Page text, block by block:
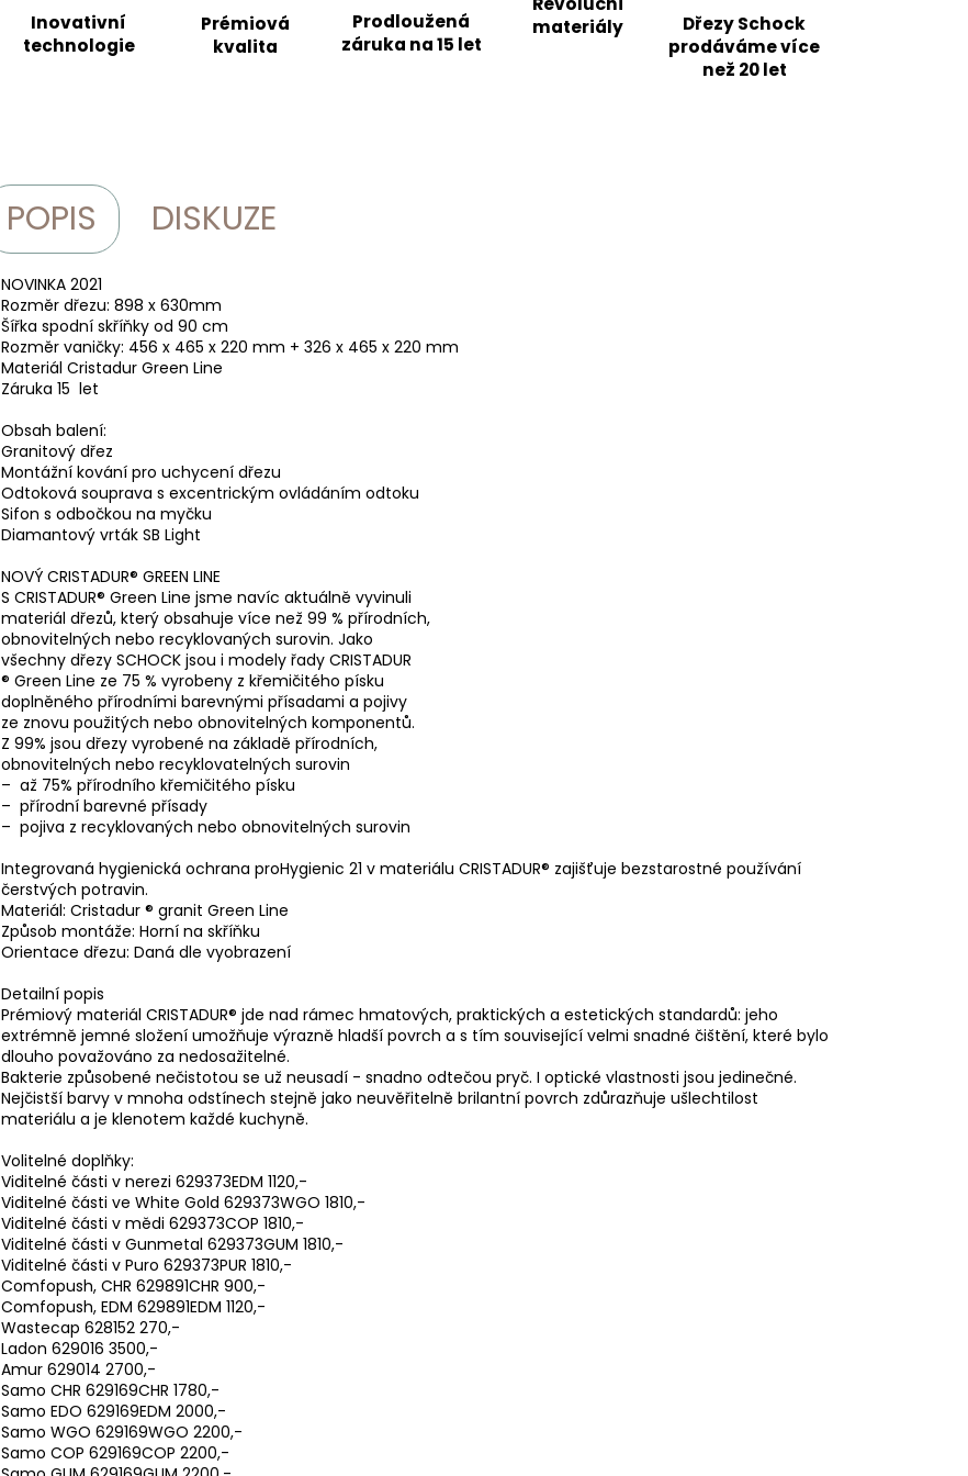
Inovativní
technologie
Prémiová
kvalita
Prodloužená
záruka na 15 let
materiály
Dřezy Schock
prodáváme více
než 20 let
POPIS DISKUZE
NOVINKA 2021
Rozměr dřezu: 898 x 630mm
Šířka spodní skříňky od 90 cm
Rozměr vaničky: 456 x 465 x 220 mm + 326 x 465 x 220 mm
Materiál Cristadur Green Line
Záruka 15 let
Obsah balení:
Granitový dřez
Montážní kování pro uchycení dřezu
Odtoková souprava s excentrickým ovládáním odtoku
Sifon s odbočkou na myčku
Diamantový vrták SB Light
NOVÝ CRISTADUR® GREEN LINE
S CRISTADUR® Green Line jsme navíc aktuálně vyvinuli
materiál dřezů, který obsahuje více než 99 % přírodních,
obnovitelných nebo recyklovaných surovin. Jako
všechny dřezy SCHOCK jsou i modely řady CRISTADUR
® Green Line ze 75 % vyrobeny z křemičitého písku
doplněného přírodními barevnými přísadami a pojivy
ze znovu použitých nebo obnovitelných komponentů.
Z 99% jsou dřezy vyrobené na základě přírodních,
obnovitelných nebo recyklovatelných surovin
– až 75% přírodního křemičitého písku
– přírodní barevné přísady
– pojiva z recyklovaných nebo obnovitelných surovin
Integrovaná hygienická ochrana proHygienic 21 v materiálu CRISTADUR® zajišťuje bezstarostné používání
čerstvých potravin.
Materiál: Cristadur ® granit Green Line
Způsob montáže: Horní na skříňku
Orientace dřezu: Daná dle vyobrazení
Detailní popis
Prémiový materiál CRISTADUR® jde nad rámec hmatových, praktických a estetických standardů: jeho
extrémně jemné složení umožňuje výrazně hladší povrch a s tím související velmi snadné čištění, které bylo
dlouho považováno za nedosažitelné.
Bakterie způsobené nečistotou se už neusadí - snadno odtečou pryč. I optické vlastnosti jsou jedinečné.
Nejčistší barvy v mnoha odstínech stejně jako neuvěřitelně brilantní povrch zdůrazňuje ušlechtilost
materiálu a je klenotem každé kuchyně.
Volitelné doplňky:
Viditelné části v nerezi 629373EDM 1120,-
Viditelné části ve White Gold 629373WGO 1810,-
Viditelné části v mědi 629373COP 1810,-
Viditelné části v Gunmetal 629373GUM 1810,-
Viditelné části v Puro 629373PUR 1810,-
Comfopush, CHR 629891CHR 900,-
Comfopush, EDM 629891EDM 1120,-
Wastecap 628152 270,-
Ladon 629016 3500,-
Amur 629014 2700,-
Samo CHR 629169CHR 1780,-
Samo EDO 629169EDM 2000,-
Samo WGO 629169WGO 2200,-
Samo COP 629169COP 2200,-